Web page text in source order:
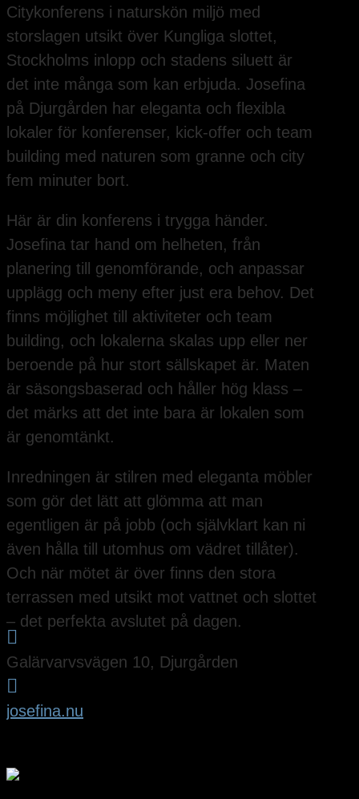
Citykonferens i naturskön miljö med
storslagen utsikt över Kungliga slottet,
Stockholms inlopp och stadens siluett är
det inte många som kan erbjuda. Josefina
på Djurgården har eleganta och flexibla
lokaler för konferenser, kick-offer och team
building med naturen som granne och city
fem minuter bort.
Här är din konferens i trygga händer.
Josefina tar hand om helheten, från
planering till genomförande, och anpassar
upplägg och meny efter just era behov. Det
finns möjlighet till aktiviteter och team
building, och lokalerna skalas upp eller ner
beroende på hur stort sällskapet är. Maten
är säsongsbaserad och håller hög klass –
det märks att det inte bara är lokalen som
är genomtänkt.
Inredningen är stilren med eleganta möbler
som gör det lätt att glömma att man
egentligen är på jobb (och självklart kan ni
även hålla till utomhus om vädret tillåter).
Och när mötet är över finns den stora
terrassen med utsikt mot vattnet och slottet
– det perfekta avslutet på dagen.

Galärvarvsvägen 10, Djurgården

josefina.nu